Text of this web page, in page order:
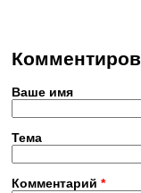
Ваше имя
Тема
Комментарий *